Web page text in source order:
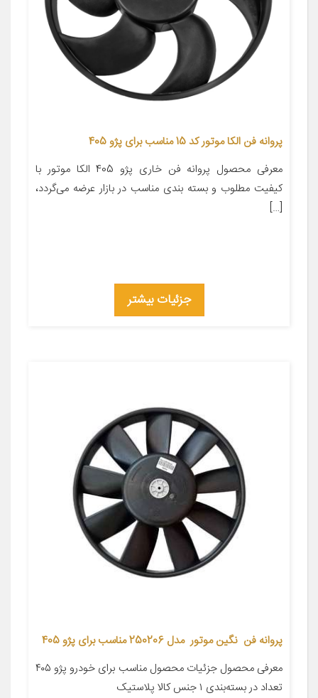
پروانه فن الکا موتور کد 15 مناسب برای پژو 405
معرفی محصول پروانه فن خاری پژو 405 الکا موتور با
کیفیت مطلوب و بسته بندی مناسب در بازار عرضه می‌گردد،
[…]
جزئیات بیشتر
پروانه فن نگین موتور مدل 250206 مناسب برای پژو 405
معرفی محصول جزئیات محصول مناسب برای خودرو پژو ۴۰۵
تعداد در بسته‌بندی ۱ جنس کالا پلاستیک